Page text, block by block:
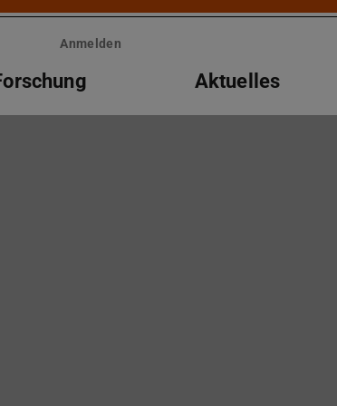
Anmelden
Aktuelles